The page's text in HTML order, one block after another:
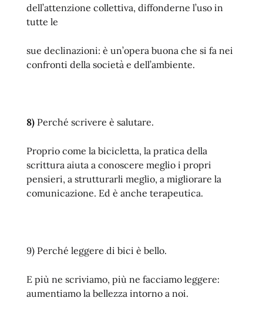
dell’attenzione collettiva, diffonderne l’uso in
tutte le
sue declinazioni: è un’opera buona che si fa nei
confronti della società e dell’ambiente.
8) Perché scrivere è salutare.
Proprio come la bicicletta, la pratica della
scrittura aiuta a conoscere meglio i propri
pensieri, a strutturarli meglio, a migliorare la
comunicazione. Ed è anche terapeutica.
9) Perché leggere di bici è bello.
E più ne scriviamo, più ne facciamo leggere:
aumentiamo la bellezza intorno a noi.